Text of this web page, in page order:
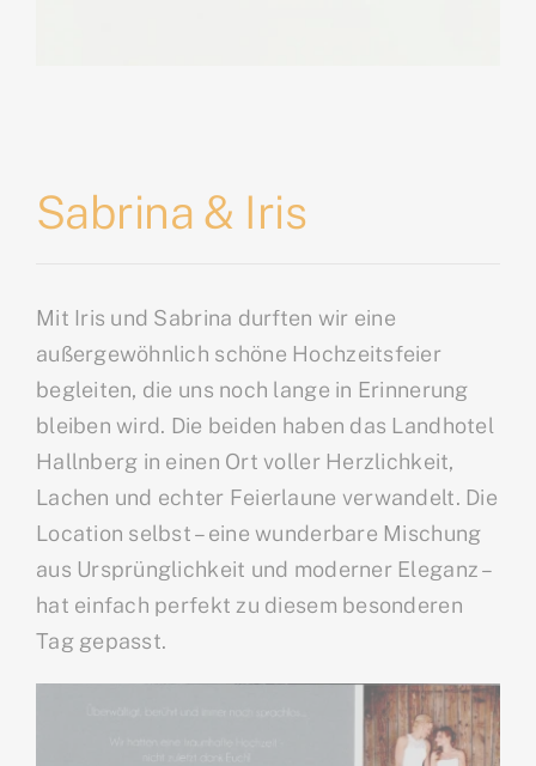
Sabrina & Iris
Mit Iris und Sabrina durften wir eine
außergewöhnlich schöne Hochzeitsfeier
begleiten, die uns noch lange in Erinnerung
bleiben wird. Die beiden haben das Landhotel
Hallnberg in einen Ort voller Herzlichkeit,
Lachen und echter Feierlaune verwandelt. Die
Location selbst – eine wunderbare Mischung
aus Ursprünglichkeit und moderner Eleganz –
hat einfach perfekt zu diesem besonderen
Tag gepasst.